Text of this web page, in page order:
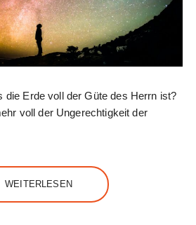
die Erde voll der Güte des Herrn ist?
voll der Ungerechtigkeit der
WEITERLESEN